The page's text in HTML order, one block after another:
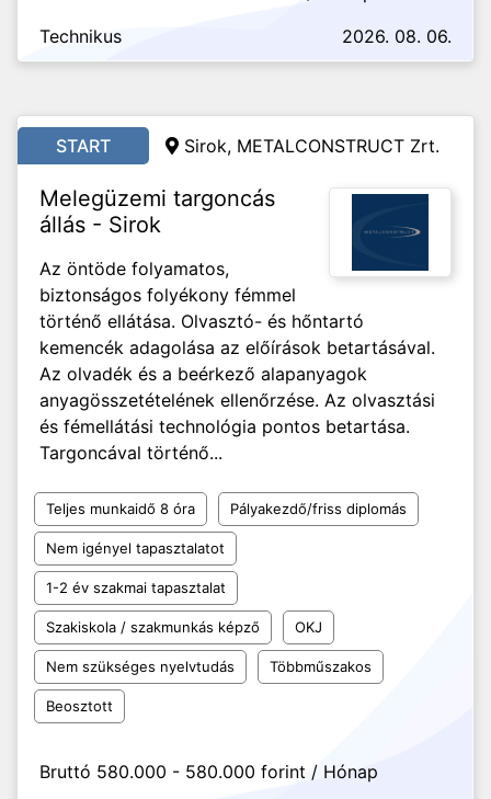
Technikus
2026. 08. 06.
START Sirok, METALCONSTRUCT Zrt.
Melegüzemi targoncás
állás - Sirok
Az öntöde folyamatos,
biztonságos folyékony fémmel
történő ellátása. Olvasztó- és hőntartó
kemencék adagolása az előírások betartásával.
Az olvadék és a beérkező alapanyagok
anyagösszetételének ellenőrzése. Az olvasztási
és fémellátási technológia pontos betartása.
Targoncával történő...
Teljes munkaidő 8 óra Pályakezdő/friss diplomás
Nem igényel tapasztalatot
1-2 év szakmai tapasztalat
Szakiskola / szakmunkás képző OKJ
Nem szükséges nyelvtudás Többműszakos
Beosztott
Bruttó 580.000 - 580.000 forint / Hónap